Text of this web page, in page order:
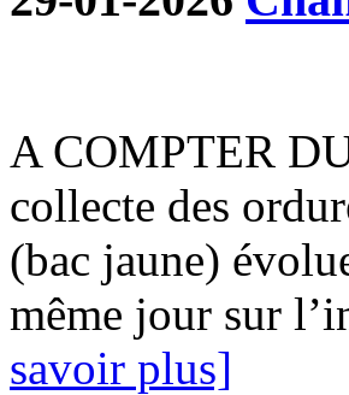
A COMPTER
collecte des
(bac jaune)
même jour sur
savoir plus]